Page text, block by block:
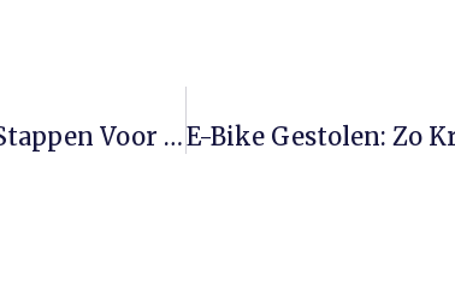
Eerder Met Pensioen? Ontdek De Slimme Stappen Voor Jouw Financiële Plan